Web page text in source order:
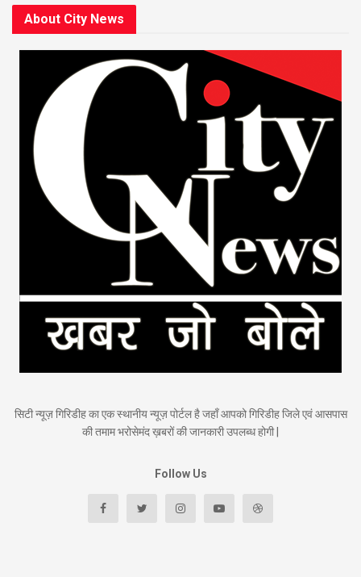
About City News
सिटी न्यूज़ गिरिडीह का एक स्थानीय न्यूज़ पोर्टल है जहाँ आपको गिरिडीह जिले एवं आसपास
की तमाम भरोसेमंद ख़बरों की जानकारी उपलब्ध होगी |
Follow Us